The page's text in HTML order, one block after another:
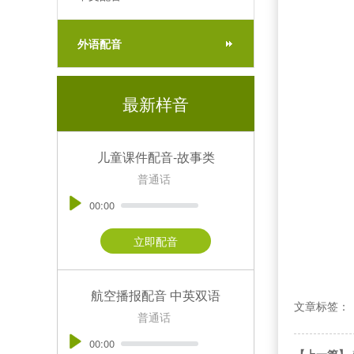
外语配音
最新样音
儿童课件配音-故事类
普通话
00:00
立即配音
航空播报配音 中英双语
普通话
00:00
文章标签：